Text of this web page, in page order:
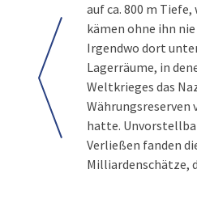
auf ca. 800 m
kämen ohne ihn
Irgendwo dort
Lagerräume, in
Weltkrieges das
hatte.
Verließen fanden
Milliardenschätze,